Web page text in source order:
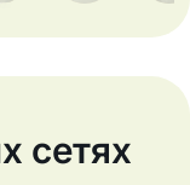
сетях